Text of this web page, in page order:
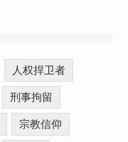
人权捍卫者
刑事拘留
宗教信仰